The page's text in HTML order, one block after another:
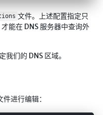
文件。上述配置指定只
能在 DNS 服务器中查询外
们的 DNS 区域。
件进行编辑：